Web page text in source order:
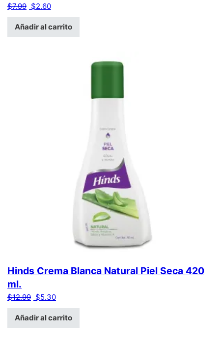
$7.99 El precio original era: $7.99.
$2.60El precio actual es: $2.60.
Añadir al carrito
Hinds Crema Blanca Natural Piel Seca 420
ml.
$12.99 El precio original era: $12.99.
$5.30El precio actual es: $5.30.
Añadir al carrito